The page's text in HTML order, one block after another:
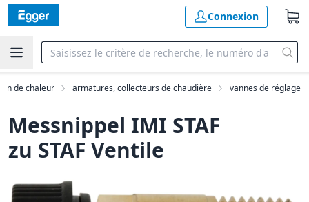
Connexion
de chaleur armatures, collecteurs de chaudière vannes de réglage
Messnippel IMI STAF
zu STAF Ventile